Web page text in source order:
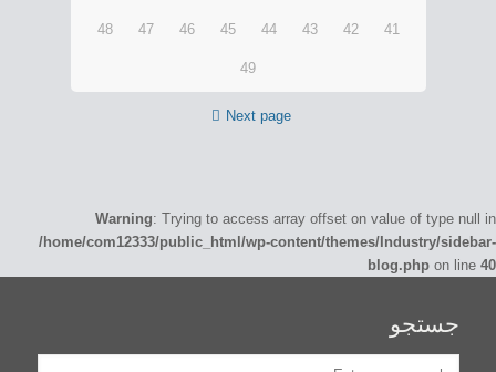
41
42
43
44
45
46
47
48
49
Next page
Warning: Trying to access array offset on value of type null in
/home/com12333/public_html/wp-content/themes/Industry/sidebar-
blog.php on line 40
جستجو